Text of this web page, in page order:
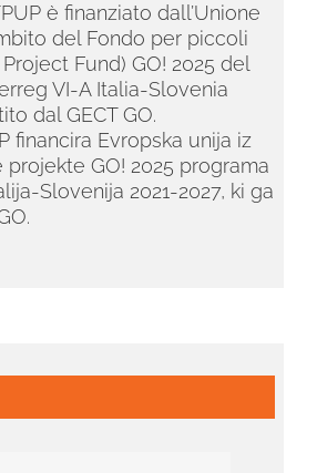
è finanziato dall’Unione
del Fondo per piccoli
Fund) GO! 2025 del
VI-A Italia-Slovenia
dal GECT GO.
financira Evropska unija iz
projekte GO! 2025 programa
Slovenija 2021-2027, ki ga